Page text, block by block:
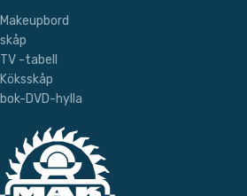
Makeupbord
skåp
TV -tabell
Köksskåp
bok-DVD-hylla